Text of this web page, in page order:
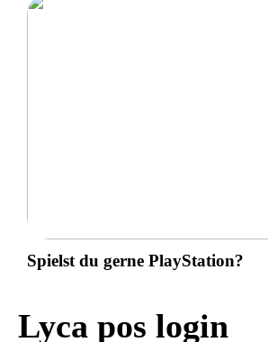
Spielst du gerne PlayStation?
Lyca pos login